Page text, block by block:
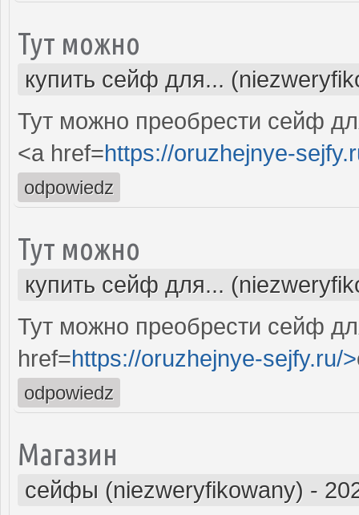
Тут можно
купить сейф для...
Тут можно преобрести сейф
<a href=https://oruzhejnye-
odpowiedz
Тут можно
купить сейф для...
Тут можно преобрести сейф
href=https://oruzhejnye-sejfy.ru/>
odpowiedz
Магазин
сейфы (niezweryfikowany) -